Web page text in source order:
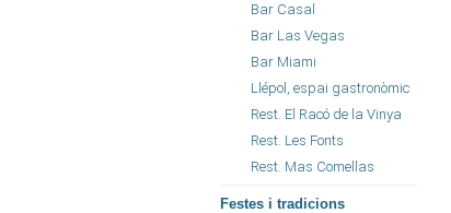
Bar Casal
Bar Las Vegas
Bar Miami
Llépol, espai gastronòmic
Rest. El Racó de la Vinya
Rest. Les Fonts
Rest. Mas Comellas
Festes i tradicions